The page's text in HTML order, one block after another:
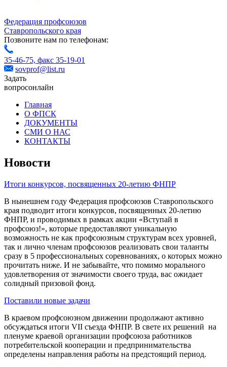
Федерация профсоюзов
Ставропольского края
Позвоните нам по телефонам:
35-46-75, факс 35-19-01
sovprof@list.ru
Задать
вопросонлайн
Главная
О ФПСК
ДОКУМЕНТЫ
СМИ О НАС
КОНТАКТЫ
Новости
Итоги конкурсов, посвященных 20-летию ФНПР
В нынешнем году Федерация профсоюзов Ставропольского
края подводит итоги конкурсов, посвященных 20-летию
ФНПР, и проводимых в рамках акции «Вступай в
профсоюз!», которые предоставляют уникальную
возможность не как профсоюзным структурам всех уровней,
так и лично членам профсоюзов реализовать свои таланты
сразу в 5 профессиональных соревнованиях, о которых можно
прочитать ниже. И не забывайте, что помимо морального
удовлетворения от значимости своего труда, вас ожидает
солидный призовой фонд.
Поставили новые задачи
В краевом профсоюзном движении продолжают активно
обсуждаться итоги VII съезда ФНПР. В свете их решений на
пленуме краевой организации профсоюза работников
потребительской кооперации и предпринимательства
определены направления работы на предстоящий период.